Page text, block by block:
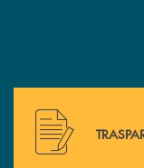
Hai bisogno di